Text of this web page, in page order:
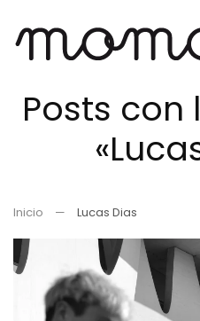
Ir
contenido
principal
Posts
Inicio Lucas Dias